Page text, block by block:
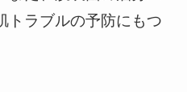
トラブルの予防にもつ